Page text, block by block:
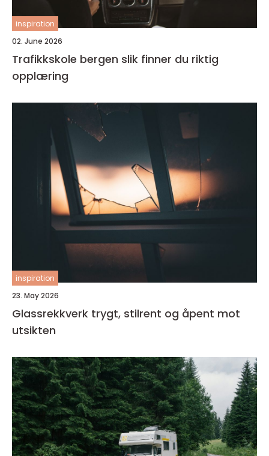
inspiration
02. June 2026
Trafikkskole bergen slik finner du riktig
opplæring
inspiration
23. May 2026
Glassrekkverk trygt, stilrent og åpent mot
utsikten